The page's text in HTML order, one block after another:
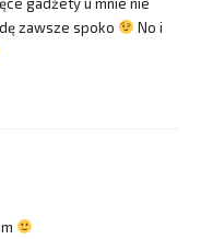
zawsze spoko
No i